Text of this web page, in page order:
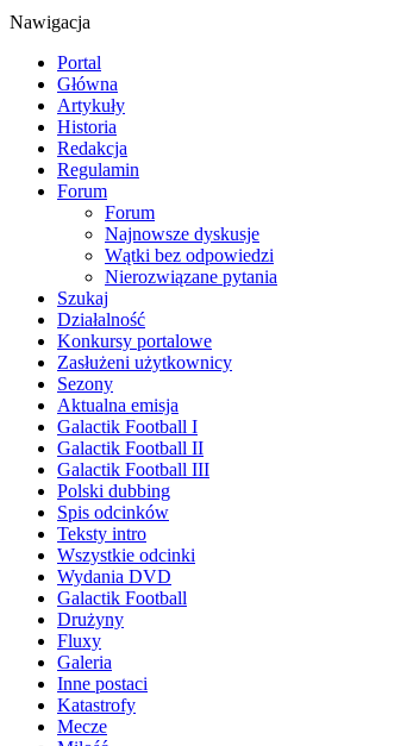
Nawigacja
Portal
Główna
Artykuły
Historia
Redakcja
Regulamin
Forum
Forum
Najnowsze dyskusje
Wątki bez odpowiedzi
Nierozwiązane pytania
Szukaj
Działalność
Konkursy portalowe
Zasłużeni użytkownicy
Sezony
Aktualna emisja
Galactik Football I
Galactik Football II
Galactik Football III
Polski dubbing
Spis odcinków
Teksty intro
Wszystkie odcinki
Wydania DVD
Galactik Football
Drużyny
Fluxy
Galeria
Inne postaci
Katastrofy
Mecze